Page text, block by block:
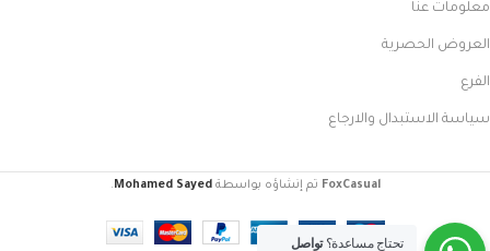
معلومات عنا
العروض الحصرية
الفرع
سياسة الاستبدال والارجاع
FoxCasual تم إنشاؤه بواسطةMohamed Sayed
.
تحتاج مساعدة؟تواصل